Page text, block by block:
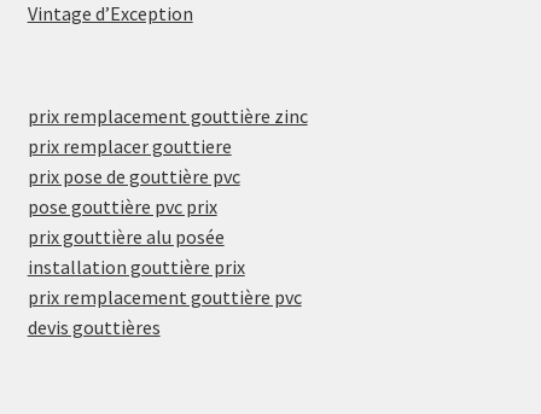
Vintage d’Exception
prix remplacement gouttière zinc
prix remplacer gouttiere
prix pose de gouttière pvc
pose gouttière pvc prix
prix gouttière alu posée
installation gouttière prix
prix remplacement gouttière pvc
devis gouttières